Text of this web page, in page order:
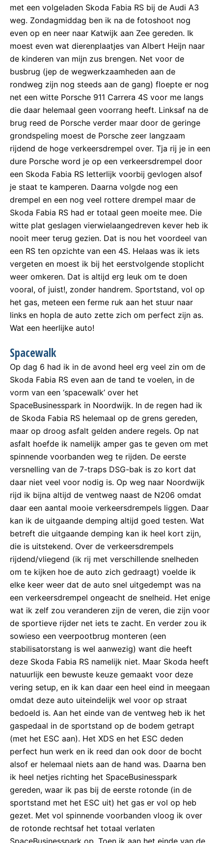
met een volgeladen Skoda Fabia RS bij de Audi A3
weg. Zondagmiddag ben ik na de fotoshoot nog
even op en neer naar Katwijk aan Zee gereden. Ik
moest even wat dierenplaatjes van Albert Heijn naar
de kinderen van mijn zus brengen. Net voor de
busbrug (jep de wegwerkzaamheden aan de
rondweg zijn nog steeds aan de gang) floepte er nog
net een witte Porsche 911 Carrera 4S voor me langs
die daar helemaal geen voorrang heeft. Linksaf na de
brug reed de Porsche verder maar door de geringe
grondspeling moest de Porsche zeer langzaam
rijdend de hoge verkeersdrempel over. Tja rij je in een
dure Porsche word je op een verkeersdrempel door
een Skoda Fabia RS letterlijk voorbij gevlogen alsof
je staat te kamperen. Daarna volgde nog een
drempel en een nog veel rottere drempel maar de
Skoda Fabia RS had er totaal geen moeite mee. Die
witte plat geslagen vierwielaangedreven kever heb ik
nooit meer terug gezien. Dat is nou het voordeel van
een RS ten opzichte van een 4S. Helaas was ik iets
vergeten en moest ik bij het eerstvolgende stoplicht
weer omkeren. Dat is altijd erg leuk om te doen
vooral, of juist!, zonder handrem. Sportstand, vol op
het gas, meteen een ferme ruk aan het stuur naar
links en hopla de auto zette zich om perfect zijn as.
Wat een heerlijke auto!
Spacewalk
Op dag 6 had ik in de avond heel erg veel zin om de
Skoda Fabia RS even aan de tand te voelen, in de
vorm van een ‘spacewalk’ over het
SpaceBusinesspark in Noordwijk. In de regen had ik
de Skoda Fabia RS helemaal op de grens gereden,
maar op droog asfalt gelden andere regels. Op nat
asfalt hoefde ik namelijk amper gas te geven om met
spinnende voorbanden weg te rijden. De eerste
versnelling van de 7-traps DSG-bak is zo kort dat
daar niet veel voor nodig is. Op weg naar Noordwijk
rijd ik bijna altijd de ventweg naast de N206 omdat
daar een aantal mooie verkeersdrempels liggen. Daar
kan ik de uitgaande demping altijd goed testen. Wat
betreft die uitgaande demping kan ik heel kort zijn,
die is uitstekend. Over de verkeersdrempels
rijdend/vliegend (ik rij met verschillende snelheden
om te kijken hoe de auto zich gedraagt) voelde ik
elke keer weer dat de auto snel uitgedempt was na
een verkeersdrempel ongeacht de snelheid. Het enige
wat ik zelf zou veranderen zijn de veren, die zijn voor
de sportieve rijder net iets te zacht. En verder zou ik
sowieso een veerpootbrug monteren (een
stabilisatorstang is wel aanwezig) want die heeft
deze Skoda Fabia RS namelijk niet. Maar Skoda heeft
natuurlijk een bewuste keuze gemaakt voor deze
vering setup, en ik kan daar een heel eind in meegaan
omdat deze auto uiteindelijk wel voor op straat
bedoeld is. Aan het einde van de ventweg heb ik het
gaspedaal in de sportstand op de bodem getrapt
(met het ESC aan). Het XDS en het ESC deden
perfect hun werk en ik reed dan ook door de bocht
alsof er helemaal niets aan de hand was. Daarna ben
ik heel netjes richting het SpaceBusinesspark
gereden, waar ik pas bij de eerste rotonde (in de
sportstand met het ESC uit) het gas er vol op heb
gezet. Met vol spinnende voorbanden vloog ik over
de rotonde rechtsaf het totaal verlaten